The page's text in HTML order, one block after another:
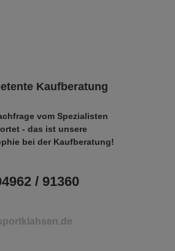
Kaufberatung
vom Spezialisten
- das ist unsere
bei der Kaufberatung!
/ 91360